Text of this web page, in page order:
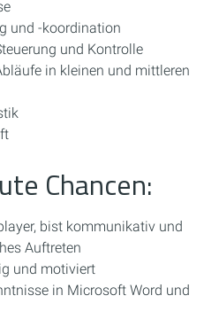
und -koordination
und Kontrolle
in kleinen und mittleren
Chancen:
bist kommunikativ und
Auftreten
und motiviert
in Microsoft Word und